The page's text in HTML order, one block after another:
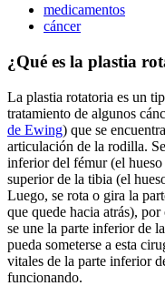
medicamentos
cáncer
¿Qué es la plastia
La plastia rotatoria es un
tratamiento de algunos
de Ewing) que se
articulación de la rodilla.
inferior del fémur (el
superior de la tibia (el
Luego, se rota o gira la
que quede hacia atrás),
se une la parte inferior de
pueda someterse a esta
vitales de la parte inferior
funcionando.